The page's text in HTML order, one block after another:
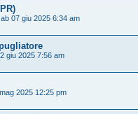
07 giu 2025 6:34 am
giu 2025 7:56 am
2025 12:25 pm